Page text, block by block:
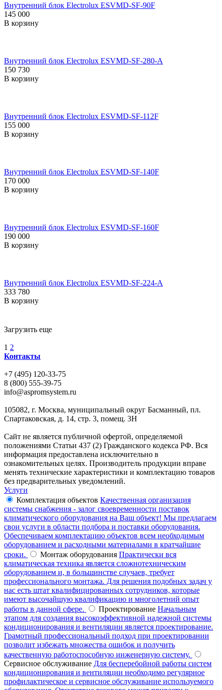
Внутренний блок Electrolux ESVMD-SF-90F
145 000
В корзину
Внутренний блок Electrolux ESVMD-SF-280-A
150 730
В корзину
Внутренний блок Electrolux ESVMD-SF-112F
155 000
В корзину
Внутренний блок Electrolux ESVMD-SF-140F
170 000
В корзину
Внутренний блок Electrolux ESVMD-SF-160F
190 000
В корзину
Внутренний блок Electrolux ESVMD-SF-224-A
333 780
В корзину
Загрузить еще
1 2
Контакты
+7 (495) 120-33-75
8 (800) 555-39-75
info@aspromsystem.ru
105082, г. Москва, муниципальный округ Басманный, пл.
Спартаковская, д. 14, стр. 3, помещ. 3Н
Сайт не является публичной офертой, определяемой
положениями Статьи 437 (2) Гражданского кодекса РФ. Вся
информация предоставлена исключительно в
ознакомительных целях. Производитель продукции вправе
менять технические характеристики и комплектацию товаров
без предварительных уведомлений.
Услуги
Комплектация объектов Качественная организация
системы снабжения - залог своевременности поставок
климатического оборудования на Ваш объект! Мы предлагаем
свои услуги в области подбора и поставки оборудования.
Обеспечиваем комплектацию объектов всем необходимым
оборудованием и расходными материалами в кратчайшие
сроки.
Монтаж оборудования Практически вся
климатическая техника является сложнотехническим
оборудованием и, в большинстве случаев, требует
профессионального монтажа. Для решения подобных задач у
нас есть штат квалифицированных сотрудников, которые
имеют высочайшую квалификацию и многолетний опыт
работы в данной сфере.
Проектирование Начальным
этапом для создания высокоэффективной надежной системы
кондиционирования и вентиляции является проектирование.
Грамотный профессиональный подход при проектировании
позволит избежать множества ошибок и получить
качественную работоспособную инженерную систему.
Сервисное обслуживание Для бесперебойной работы систем
кондиционирования и вентиляции необходимо регулярное
профилактическое и сервисное обслуживание используемого